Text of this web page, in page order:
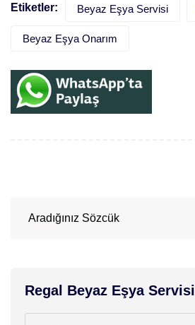
Etiketler: Beyaz Eşya Servisi
Beyaz Eşya Onarım
Regal Beyaz Eşya Servisi